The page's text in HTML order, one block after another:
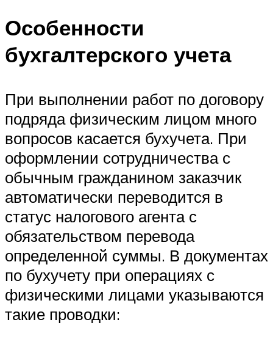
Особенности
бухгалтерского учета
При выполнении работ по договору
подряда физическим лицом много
вопросов касается бухучета. При
оформлении сотрудничества с
обычным гражданином заказчик
автоматически переводится в
статус налогового агента с
обязательством перевода
определенной суммы. В документах
по бухучету при операциях с
физическими лицами указываются
такие проводки: